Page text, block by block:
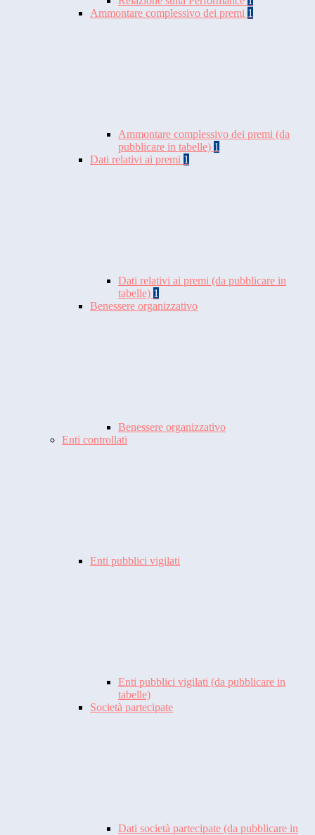
Ammontare complessivo dei premi 1
Ammontare complessivo dei premi (da
pubblicare in tabelle) 1
Dati relativi ai premi 1
Dati relativi ai premi (da pubblicare in
tabelle) 1
Benessere organizzativo
Benessere organizzativo
Enti controllati
Enti pubblici vigilati
Enti pubblici vigilati (da pubblicare in
tabelle)
Società partecipate
Dati società partecipate (da pubblicare in